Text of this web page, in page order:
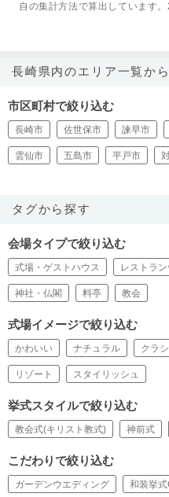
自の集計方法で算出しています
長崎県内のエリア一覧か
市区町村で絞り込む
長崎市 佐世保市 諫早市
雲仙市 五島市 平戸市
タグから探す
会場タイプで絞り込む
式場・ゲストハウス レストラ
神社・仏閣 料亭 教会
式場イメージで絞り込む
かわいい ナチュラル クラ
リゾート スタイリッシュ
挙式スタイルで絞り込む
教会式(キリスト教式) 神前式
こだわりで絞り込む
ガーデンウエディング 和装挙式